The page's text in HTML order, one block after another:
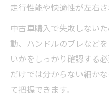
走行性能や快適性が左右さ
中古車購入で失敗しない
動、ハンドルのブレなど
いかをしっかり確認する
だけでは分からない細か
て把握できます。